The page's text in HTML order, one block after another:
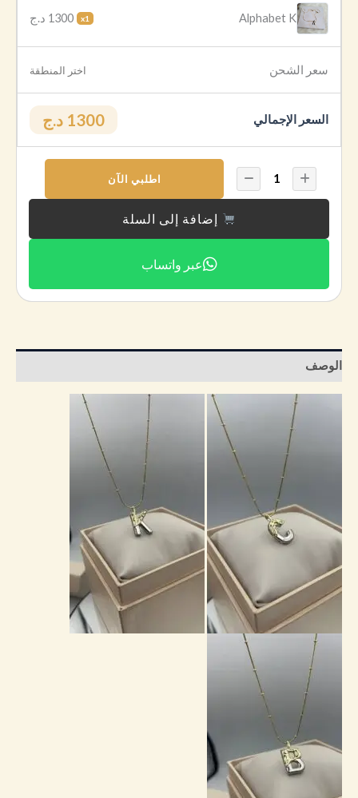
Alphabet K
x1 1300 د.ج
سعر الشحن اختر المنطقة
السعر الإجمالي 1300 د.ج
اطلبي الآن
إضافة إلى السلة
عبر واتساب
الوصف